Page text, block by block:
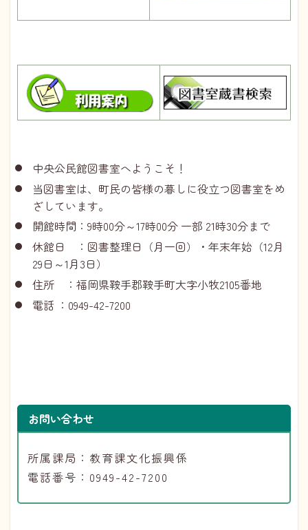
中央公民館図書室へようこそ！
当図書室は、町民の皆様の暮しに役立つ図書室をめ
ざしています。
開館時間：9時00分～17時00分 一部 21時30分まで
休館日 ：図書整理日（月一回）・年末年始（12月
29日～1月3日）
住所 ：福岡県鞍手郡鞍手町大字小牧2105番地
電話 ：0949-42-7200
お問い合わせ
所属課局：教育課文化振興係
電話番号：0949-42-7200